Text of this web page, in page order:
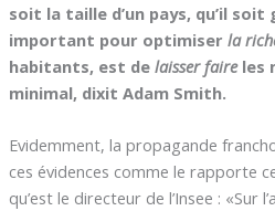
soit la taille d’un pays, qu’il
important pour optimiser la
habitants, est de laisser faireles
minimal, dixit Adam Smith.
Evidemment, la propagande
ces évidences comme le rapporte
qu’est le directeur de l’Insee : «Sur